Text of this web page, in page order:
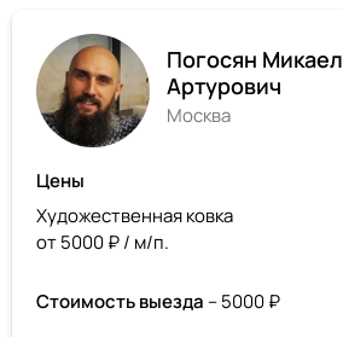
Погосян Микаел
Артурович
Москва
Цены
Художественная ковка
от 5000 ₽ / м/п.
Стоимость выезда – 5000 ₽